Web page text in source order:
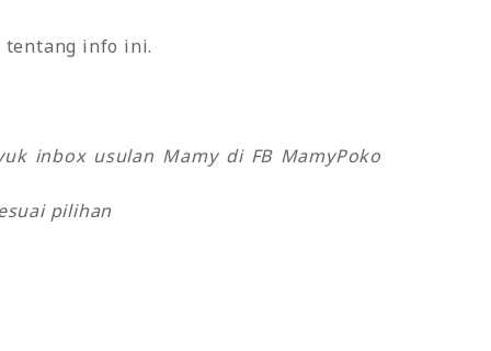
tentang info ini.
inbox usulan Mamy di FB MamyPoko
pilihan